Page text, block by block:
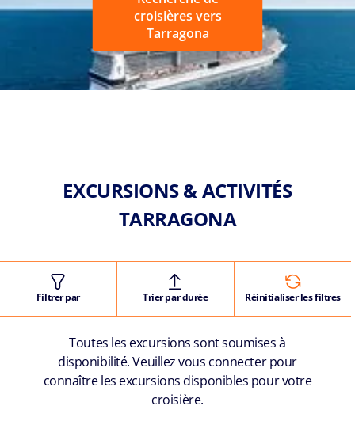
croisières vers
Tarragona
EXCURSIONS & ACTIVITÉS
TARRAGONA
Filtrer par Trier par durée Réinitialiser les filtres
Toutes les excursions sont soumises à
disponibilité. Veuillez vous connecter pour
connaître les excursions disponibles pour votre
croisière.